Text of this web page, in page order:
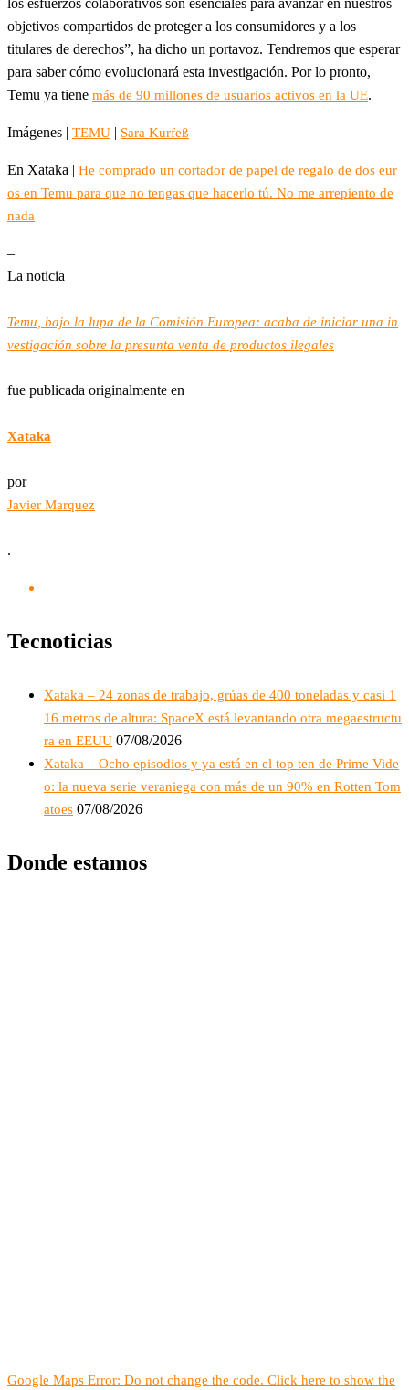
los esfuerzos colaborativos son esenciales para avanzar en nuestros
objetivos compartidos de proteger a los consumidores y a los
titulares de derechos”, ha dicho un portavoz. Tendremos que esperar
para saber cómo evolucionará esta investigación. Por lo pronto,
Temu ya tiene más de 90 millones de usuarios activos en la UE.
Imágenes | TEMU | Sara Kurfeß
En Xataka | He comprado un cortador de papel de regalo de dos eur
os en Temu para que no tengas que hacerlo tú. No me arrepiento de
nada
–
La noticia
Temu, bajo la lupa de la Comisión Europea: acaba de iniciar una in
vestigación sobre la presunta venta de productos ilegales
fue publicada originalmente en
Xataka
por
Javier Marquez
.
Tecnoticias
Xataka – 24 zonas de trabajo, grúas de 400 toneladas y casi 1
16 metros de altura: SpaceX está levantando otra megaestructu
ra en EEUU 07/08/2026
Xataka – Ocho episodios y ya está en el top ten de Prime Vide
o: la nueva serie veraniega con más de un 90% en Rotten Tom
atoes 07/08/2026
Donde estamos
Google Maps Error: Do not change the code. Click here to show the